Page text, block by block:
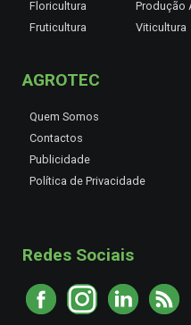
Floricultura
Fruticultura
Produção
Viticultura
AGROTEC
Quem Somos
Contactos
Publicidade
Política de Privacidade
Redes Sociais